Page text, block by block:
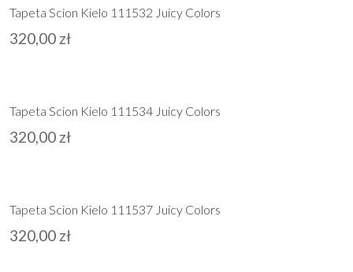
Tapeta Scion Kielo 111532 Juicy Colors
320,00 zł
Tapeta Scion Kielo 111534 Juicy Colors
320,00 zł
Tapeta Scion Kielo 111537 Juicy Colors
320,00 zł